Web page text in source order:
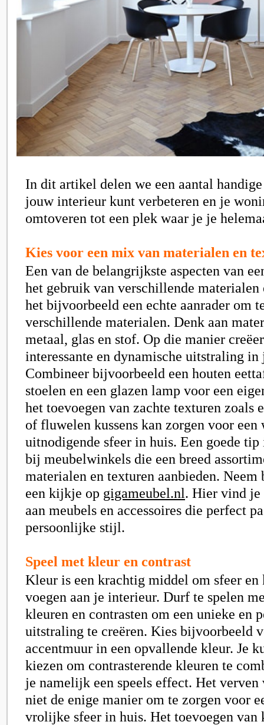
In dit artikel delen we een aantal
jouw interieur kunt verbeteren en je
omtoveren tot een plek waar je je
Kies voor een mix van materialen en
Een van de belangrijkste aspecten van
het gebruik van verschillende materialen
het bijvoorbeeld een echte aanrader om
verschillende materialen. Denk aan
metaal, glas en stof. Op die manier
interessante en dynamische uitstraling
Combineer bijvoorbeeld een houten
stoelen en een glazen lamp voor een
het toevoegen van zachte texturen zoals
of fluwelen kussens kan zorgen voor een
uitnodigende sfeer in huis. Een goede
bij meubelwinkels die een breed
materialen en texturen aanbieden. Neem
een kijkje op gigameubel.nl. Hier vind je
aan meubels en accessoires die perfect
persoonlijke stijl.
Speel met kleur en contrast
Kleur is een krachtig middel om sfeer en
voegen aan je interieur. Durf te spelen
kleuren en contrasten om een unieke en
uitstraling te creëren. Kies bijvoorbeeld
accentmuur in een opvallende kleur. Je
kiezen om contrasterende kleuren te
je namelijk een speels effect. Het verven
niet de enige manier om te zorgen voor
vrolijke sfeer in huis. Het toevoegen